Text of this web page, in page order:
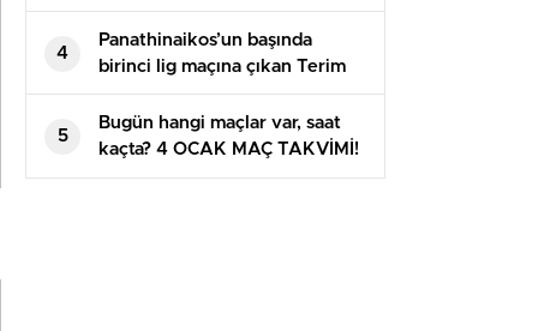
giren Arda yeniden talih
bulamadı
4
Panathinaikos’un başında
birinci lig maçına çıkan Terim
alandan 2-0’lık galibiyetle
ayrıldı
5
Bugün hangi maçlar var, saat
kaçta? 4 OCAK MAÇ TAKVİMİ!
Bu akşam maç var mı?